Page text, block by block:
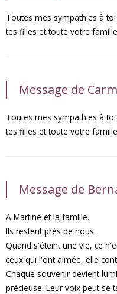
Toutes mes sympathies à
tes filles et toute votre
Message de
Toutes mes sympathies à
tes filles et toute votre
Message de
A Martine et la famille.
Ils restent près de nous.
Quand s'éteint une vie, ce
ceux qui l'ont aimée, elle
Chaque souvenir devient
précieuse. Leur voix peut se